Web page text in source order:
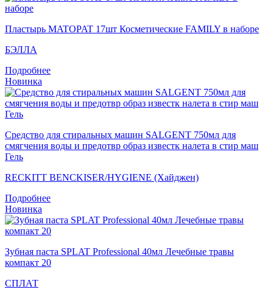
Пластырь MATOPAT 17шт Косметические FAMILY в наборе
БЭЛЛА
Подробнее
Новинка
Средство для стиральных машин SALGENT 750мл для
смягчения воды и предотвр образ известк налета в стир маш
Гель
RECKITT BENCKISER/HYGIENE (Хайджен)
Подробнее
Новинка
Зубная паста SPLAT Professional 40мл Лечебные травы
компакт 20
СПЛАТ